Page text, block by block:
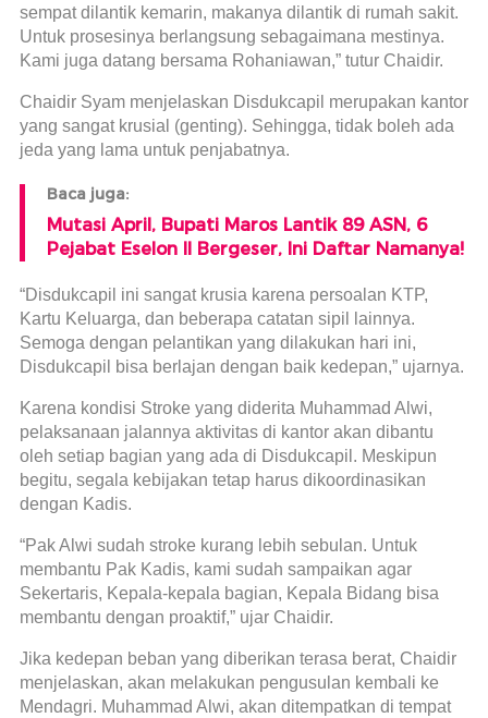
sempat dilantik kemarin, makanya dilantik di rumah sakit.
Untuk prosesinya berlangsung sebagaimana mestinya.
Kami juga datang bersama Rohaniawan,” tutur Chaidir.
Chaidir Syam menjelaskan Disdukcapil merupakan kantor
yang sangat krusial (genting). Sehingga, tidak boleh ada
jeda yang lama untuk penjabatnya.
Baca juga:
Mutasi April, Bupati Maros Lantik 89 ASN, 6
Pejabat Eselon II Bergeser, Ini Daftar Namanya!
“Disdukcapil ini sangat krusia karena persoalan KTP,
Kartu Keluarga, dan beberapa catatan sipil lainnya.
Semoga dengan pelantikan yang dilakukan hari ini,
Disdukcapil bisa berlajan dengan baik kedepan,” ujarnya.
Karena kondisi Stroke yang diderita Muhammad Alwi,
pelaksanaan jalannya aktivitas di kantor akan dibantu
oleh setiap bagian yang ada di Disdukcapil. Meskipun
begitu, segala kebijakan tetap harus dikoordinasikan
dengan Kadis.
“Pak Alwi sudah stroke kurang lebih sebulan. Untuk
membantu Pak Kadis, kami sudah sampaikan agar
Sekertaris, Kepala-kepala bagian, Kepala Bidang bisa
membantu dengan proaktif,” ujar Chaidir.
Jika kedepan beban yang diberikan terasa berat, Chaidir
menjelaskan, akan melakukan pengusulan kembali ke
Mendagri. Muhammad Alwi, akan ditempatkan di tempat